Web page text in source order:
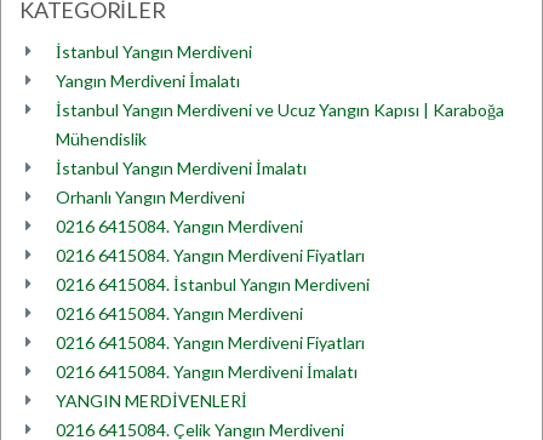
KATEGORİLER
İstanbul Yangın Merdiveni
Yangın Merdiveni İmalatı
İstanbul Yangın Merdiveni ve Ucuz Yangın Kapısı | Karaboğa
Mühendislik
İstanbul Yangın Merdiveni İmalatı
Orhanlı Yangın Merdiveni
0216 6415084. Yangın Merdiveni
0216 6415084. Yangın Merdiveni Fiyatları
0216 6415084. İstanbul Yangın Merdiveni
0216 6415084. Yangın Merdiveni
0216 6415084. Yangın Merdiveni Fiyatları
0216 6415084. Yangın Merdiveni İmalatı
YANGIN MERDİVENLERİ
0216 6415084. Çelik Yangın Merdiveni